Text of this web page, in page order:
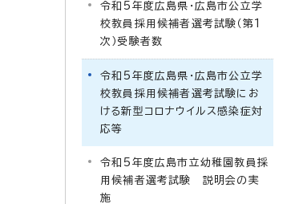
令和5年度広島県・広島市公立学
校教員採用候補者選考試験（第1
次）受験者数
令和5年度広島県・広島市公立学
校教員採用候補者選考試験にお
ける新型コロナウイルス感染症対
応等
令和5年度広島市立幼稚園教員採
用候補者選考試験 説明会の実
施